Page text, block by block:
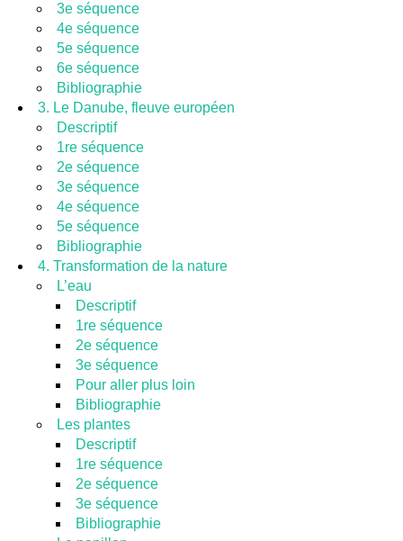
3e séquence
4e séquence
5e séquence
6e séquence
Bibliographie
3. Le Danube, fleuve européen
Descriptif
1re séquence
2e séquence
3e séquence
4e séquence
5e séquence
Bibliographie
4. Transformation de la nature
L’eau
Descriptif
1re séquence
2e séquence
3e séquence
Pour aller plus loin
Bibliographie
Les plantes
Descriptif
1re séquence
2e séquence
3e séquence
Bibliographie